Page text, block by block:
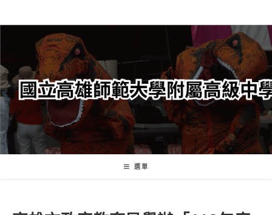
轉
要
內
容
選單